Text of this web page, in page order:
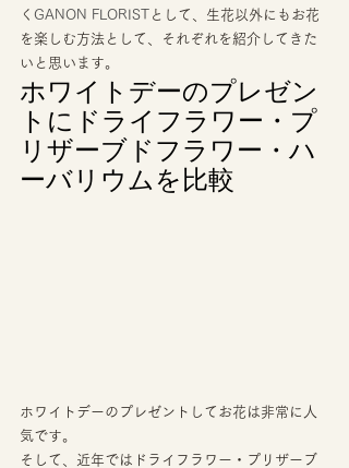
く GANON FLORIST
として、生花以外にもお花
を楽しむ方法として、それぞれを紹介してきた
いと思います。
ホワイトデーのプレゼン
トにドライフラワー・プ
リザーブドフラワー・ハ
ーバリウムを比較
ホワイトデーのプレゼントしてお花は非常に人
気です。
そして、近年ではドライフラワー・プリザーブ